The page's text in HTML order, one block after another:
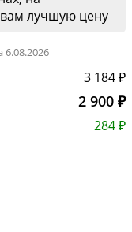
лучшую цену
6.08.2026
3 184 ₽
2 900 ₽
284 ₽